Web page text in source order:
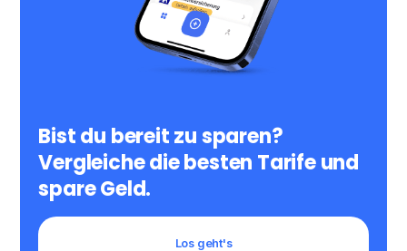
Bist du bereit zu sparen?
Vergleiche die besten Tarife und
spare Geld.
Los geht's